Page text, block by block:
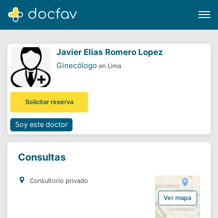
Software para clínicas
¿Eres un doctor?
Javier Elias Romero Lopez
Ginecólogo en Lima
Solicitar reserva
Soy este doctor
Consultas
Consultorio privado
Ver mapa